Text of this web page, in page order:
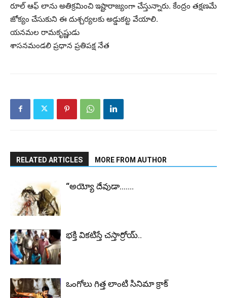
రూల్ ఆఫ్ లాను అతిక్రమించి ఇష్టారాజ్యంగా చేస్తున్నారు. కేంద్రం తక్షణమే
జోక్యం చేసుకుని ఈ దుశ్చర్యలకు అడ్డుకట్ట వేయాలి.
యనమల రామకృష్ణుడు
శాసనమండలి ప్రధాన ప్రతిపక్ష నేత
RELATED ARTICLES MORE FROM AUTHOR
“అయ్యో దేవుడా…….
భ‌క్తి విక‌టిస్తే చ‌స్తార్రోయ్‌..
ఒంగోలు గిత్త లాంటి సినిమా క్రాక్